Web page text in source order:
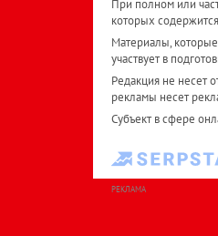
При полном или
которых
Материалы,
участвует в
Редакция не несет
рекламы несет
Субъект в сфере
РЕКЛАМА